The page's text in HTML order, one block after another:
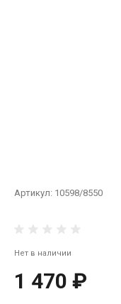
Артикул: 10598/8550
Нет в наличии
1 470 ₽